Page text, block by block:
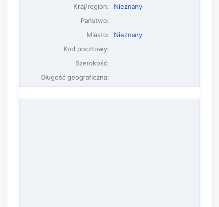
Kraj/region:
Nieznany
Państwo:
Miasto:
Nieznany
Kod pocztowy:
Szerokość:
Długość geograficzna: